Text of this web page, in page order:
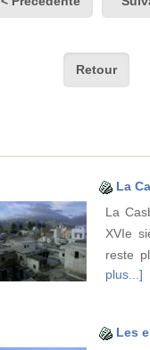
Retour
La
La
XVIe
reste
plus...]
Les